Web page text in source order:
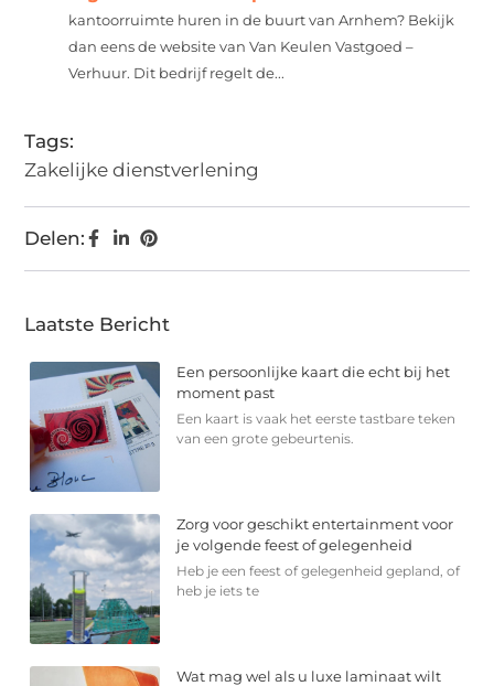
kantoorruimte huren in de buurt van Arnhem? Bekijk
dan eens de website van Van Keulen Vastgoed –
Verhuur. Dit bedrijf regelt de...
Tags:
Zakelijke dienstverlening
Delen:
Laatste Bericht
Een persoonlijke kaart die echt bij het
moment past
Een kaart is vaak het eerste tastbare teken
van een grote gebeurtenis.
Zorg voor geschikt entertainment voor
je volgende feest of gelegenheid
Heb je een feest of gelegenheid gepland, of
heb je iets te
Wat mag wel als u luxe laminaat wilt